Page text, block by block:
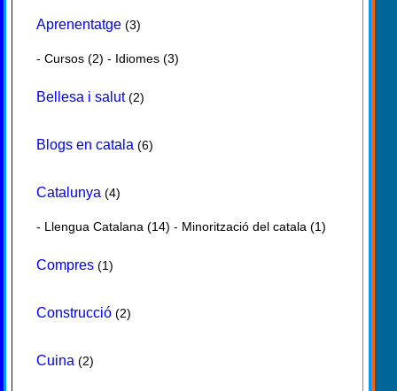
Aprenentatge (3)
- Cursos (2) - Idiomes (3)
Bellesa i salut(2)
Blogs en catala (6)
Catalunya (4)
- Llengua Catalana (14) - Minorització del catala (1)
Compres (1)
Construcció (2)
Cuina (2)